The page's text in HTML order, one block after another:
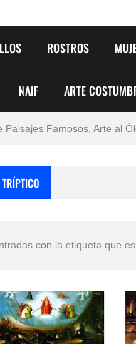
ROSTROS
NAIF ARTE
Para Colorear Imágenes
Paisajes Famosos, Arte al
La Perfección del Dibujo
de las Actrices de
con la etiqueta que